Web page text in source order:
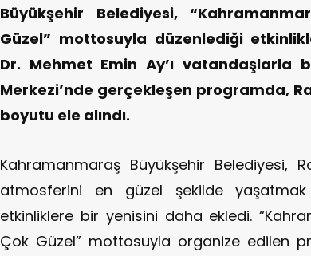
Büyükşehir Belediyesi,
Güzel” mottosuyla düzenlediği
Dr. Mehmet Emin Ay’ı vatandaşlarla
Merkezi’nde gerçekleşen programda,
boyutu ele alındı.
Kahramanmaraş Büyükşehir Belediyesi,
atmosferini en güzel şekilde yaşatmak
etkinliklere bir yenisini daha ekledi.
Çok Güzel” mottosuyla organize edilen